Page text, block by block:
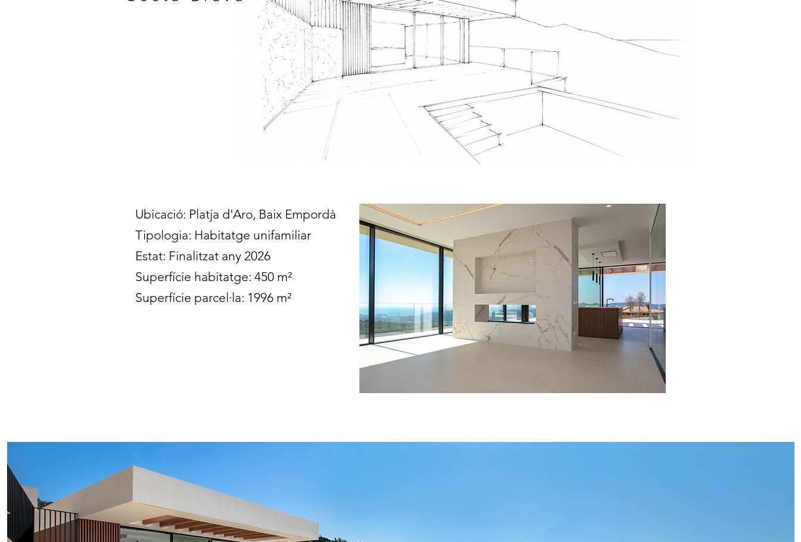
Ubicació: Platja d'Aro, Baix Empordà
Tipologia: Habitatge unifamiliar
Estat: Finalitzat any 2026
Superfície habitatge: 450 m²
Superfície parcel·la: 1996 m²